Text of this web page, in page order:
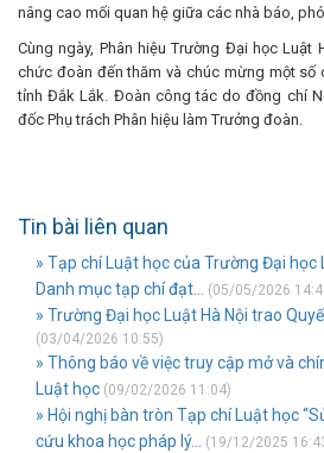
nâng cao mối quan hệ giữa các nhà báo,
Cùng ngày, Phân hiệu Trường Đại học
chức đoàn đến thăm và chúc mừng một số
tỉnh Đắk Lắk. Đoàn công tác do đồng chí
đốc Phụ trách Phân hiệu làm Trưởng đoàn.
Tin bài liên quan
» Tạp chí Luật học của Trường Đại học
Danh mục tạp chí đạt...
(05/05/2026
» Trường Đại học Luật Hà Nội trao
(03/04/2026 10:55)
» Thông báo về việc truy cập mở và
Luật học (09/02/2026 11:04)
» Hội nghị bàn tròn Tạp chí Luật học
cứu khoa học pháp lý...
(19/12/2025